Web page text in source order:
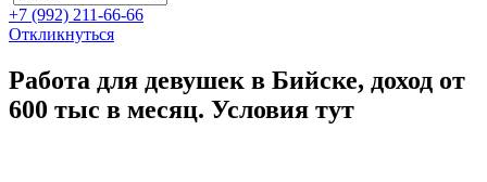
+7 (992) 211-66-66
Откликнуться
Работа для девушек в Бийске, доход от
600 тыс в месяц. Условия тут